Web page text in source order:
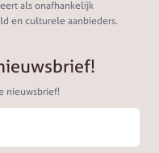
als onafhankelijk
en culturele aanbieders.
nieuwsbrief!